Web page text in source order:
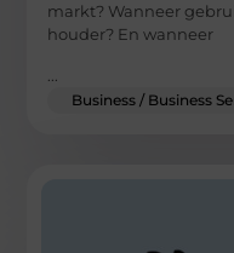
markt? Wanneer
houder? En wanneer
Business / Business